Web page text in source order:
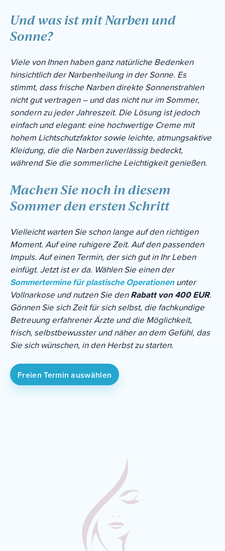
Und was ist mit Narben und
Sonne?
Viele von Ihnen haben ganz natürliche Bedenken
hinsichtlich der Narbenheilung in der Sonne. Es
stimmt, dass frische Narben direkte Sonnenstrahlen
nicht gut vertragen – und das nicht nur im Sommer,
sondern zu jeder Jahreszeit. Die Lösung ist jedoch
einfach und elegant: eine hochwertige Creme mit
hohem Lichtschutzfaktor sowie leichte, atmungsaktive
Kleidung, die die Narben zuverlässig bedeckt,
während Sie die sommerliche Leichtigkeit genießen.
Machen Sie noch in diesem
Sommer den ersten Schritt
Vielleicht warten Sie schon lange auf den richtigen
Moment. Auf eine ruhigere Zeit. Auf den passenden
Impuls. Auf einen Termin, der sich gut in Ihr Leben
einfügt. Jetzt ist er da. Wählen Sie einen der
Sommertermine für plastische Operationenunter
Vollnarkose und nutzen Sie denRabatt von 400 EUR.
Gönnen Sie sich Zeit für sich selbst, die fachkundige
Betreuung erfahrener Ärzte und die Möglichkeit,
frisch, selbstbewusster und näher an dem Gefühl, das
Sie sich wünschen, in den Herbst zu starten.
Freien Termin auswählen